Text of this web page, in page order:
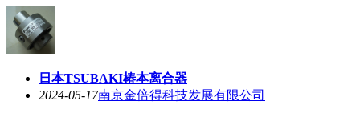
日本TSUBAKI椿本离合器
2024-05-17南京金倍得科技发展有限公司